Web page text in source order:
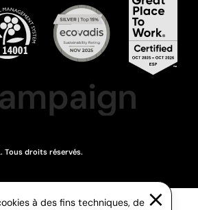
Tous droits réservés.
à des fins techniques, de